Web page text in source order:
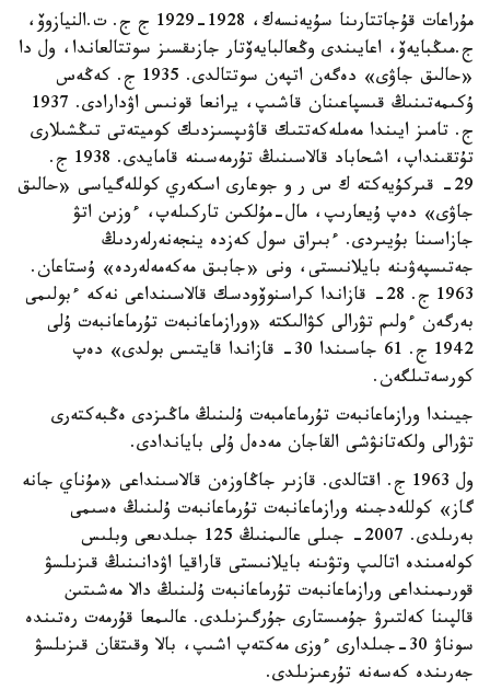
مۇراعات قۇجاتتارىنا سۇيەنسەك، 1928-1929 ج ج. ت.النيازوۆ،
ج.مىڭبايەۆ، اعايىندى وڭعالبايەۆتار جازىقسىز سوتتالعاندا، ول دا
«حالىق جاۋى» دەگەن اتپەن سوتتالدى. 1935 ج. كەڭەس
ۇكىمەتىنىڭ قىسپاعىنان قاشىپ، يرانعا قونىس اۋدارادى. 1937
ج. تامىز ايىندا مەملەكەتتىك قاۋىپسىزدىك كوميتەتى تىڭشىلارى
تۇتقىنداپ، اشحاباد قالاسىنىڭ تۇرمەسىنە قامايدى. 1938 ج.
29- قىركۇيەكتە ك س ر و جوعارى اسكەري كوللەگياسى «حالىق
جاۋى» دەپ ۇيعارىپ، مال-مۇلكىن تاركىلەپ، ءوزىن اتۋ
جازاسىنا بۇيىردى. ءبىراق سول كەزدە ينجەنەرلەردىڭ
جەتىسپەۋىنە بايلانىستى، ونى «جابىق مەكەمەلەردە» ۇستاعان.
1963 ج. 28- قازاندا كراسنوۆودسك قالاسىنداعى نەكە ءبولىمى
بەرگەن ءولىم تۋرالى كۋالىكتە «ورازماعانبەت تۇرماعانبەت ۇلى
1942 ج. 61 جاسىندا 30- قازاندا قايتىس بولدى» دەپ
كورسەتىلگەن.
جيىندا ورازماعانبەت تۇرماعامبەت ۇلىنىڭ ماڭىزدى ەڭبەكتەرى
تۋرالى ولكەتانۋشى القاجان مەدەل ۇلى باياندادى.
ول 1963 ج. اقتالدى. قازىر جاڭاوزەن قالاسىنداعى «مۇناي جانە
گاز» كوللەدجىنە ورازماعانبەت تۇرماعانبەت ۇلىنىڭ ەسىمى
بەرىلدى. 2007- جىلى عالىمنىڭ 125 جىلدىعى وبلىس
كولەمىندە اتالىپ وتۋىنە بايلانىستى قاراقيا اۋدانىنىڭ قىزىلسۋ
قورىمىنداعى ورازماعانبەت تۇرماعانبەت ۇلىنىڭ دالا مەشىتىن
قالپىنا كەلتىرۋ جۇمىستارى جۇرگىزىلدى. عالىمعا قۇرمەت رەتىندە
سوناۋ 30-جىلدارى ءوزى مەكتەپ اشىپ، بالا وقىتقان قىزىلسۋ
جەرىندە كەسەنە تۇرعىزىلدى.